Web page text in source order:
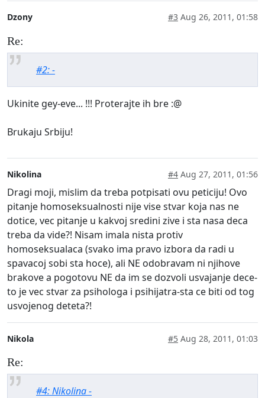
Dzony #3 Aug 26, 2011, 01:58
Re:
#2: -
Ukinite gey-eve... !!! Proterajte ih bre :@
Brukaju Srbiju!
Nikolina #4 Aug 27, 2011, 01:56
Dragi moji, mislim da treba potpisati ovu peticiju! Ovo
pitanje homoseksualnosti nije vise stvar koja nas ne
dotice, vec pitanje u kakvoj sredini zive i sta nasa deca
treba da vide?! Nisam imala nista protiv
homoseksualaca (svako ima pravo izbora da radi u
spavacoj sobi sta hoce), ali NE odobravam ni njihove
brakove a pogotovu NE da im se dozvoli usvajanje dece-
to je vec stvar za psihologa i psihijatra-sta ce biti od tog
usvojenog deteta?!
Nikola #5 Aug 28, 2011, 01:03
Re:
#4: Nikolina -